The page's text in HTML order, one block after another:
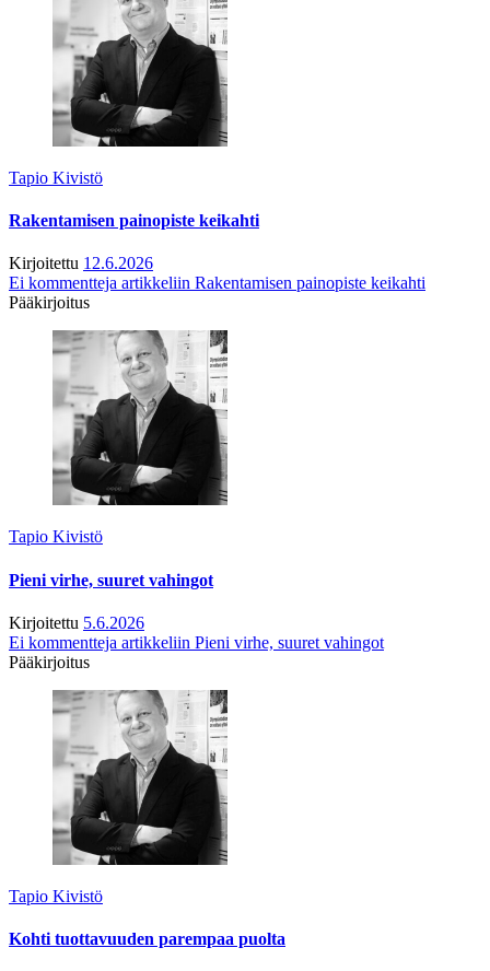
Tapio Kivistö
Rakentamisen painopiste keikahti
Kirjoitettu 12.6.2026
Ei kommentteja artikkeliin Rakentamisen painopiste keikahti
Pääkirjoitus
Tapio Kivistö
Pieni virhe, suuret vahingot
Kirjoitettu 5.6.2026
Ei kommentteja artikkeliin Pieni virhe, suuret vahingot
Pääkirjoitus
Tapio Kivistö
Kohti tuottavuuden parempaa puolta